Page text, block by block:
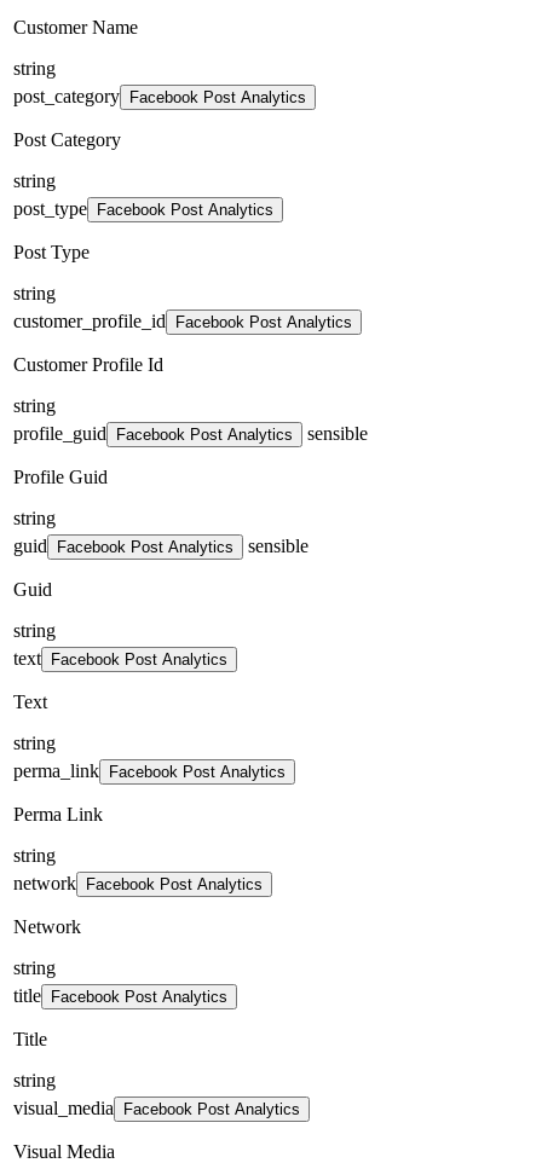
Customer Name
string
post_category
Facebook Post Analytics
Post Category
string
post_type
Facebook Post Analytics
Post Type
string
customer_profile_id
Facebook Post Analytics
Customer Profile Id
string
profile_guid
Facebook Post Analytics sensible
Profile Guid
string
guid
Facebook Post Analytics sensible
Guid
string
text
Facebook Post Analytics
Text
string
perma_link
Facebook Post Analytics
Perma Link
string
network
Facebook Post Analytics
Network
string
title
Facebook Post Analytics
Title
string
visual_media
Facebook Post Analytics
Visual Media